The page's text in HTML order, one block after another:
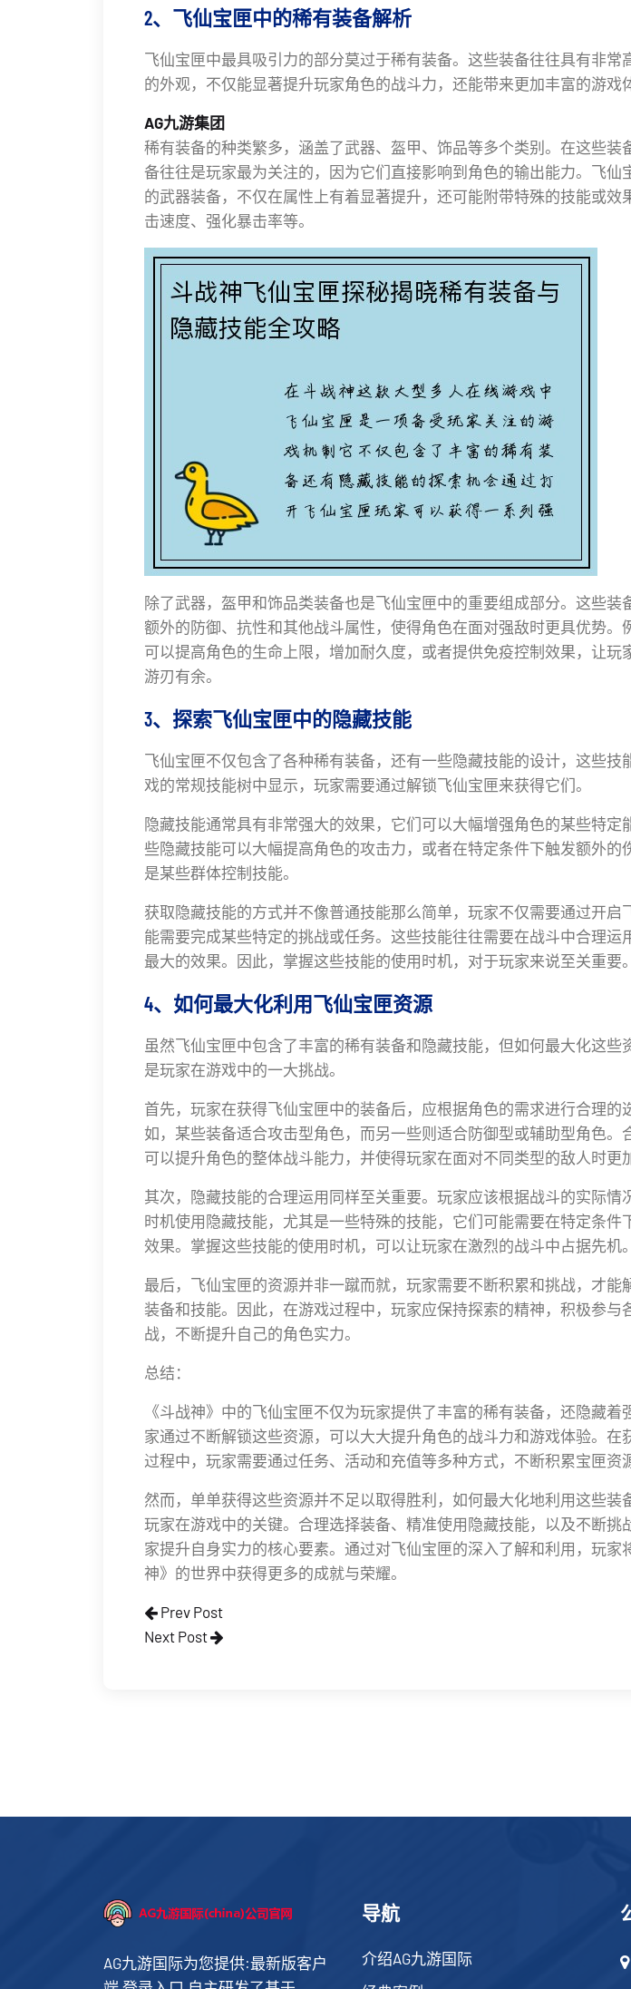
2、飞仙宝匣中的稀有装备解析
飞仙宝匣中最具吸引力的部分莫过于稀有装备。这些装备往往具有非常
的外观，不仅能显著提升玩家角色的战斗力，还能带来更加丰富的游戏
AG九游集团
稀有装备的种类繁多，涵盖了武器、盔甲、饰品等多个类别。在这些装
备往往是玩家最为关注的，因为它们直接影响到角色的输出能力。飞仙
的武器装备，不仅在属性上有着显著提升，还可能附带特殊的技能或效
击速度、强化暴击率等。
除了武器，盔甲和饰品类装备也是飞仙宝匣中的重要组成部分。这些装
额外的防御、抗性和其他战斗属性，使得角色在面对强敌时更具优势。
可以提高角色的生命上限，增加耐久度，或者提供免疫控制效果，让玩
游刃有余。
3、探索飞仙宝匣中的隐藏技能
飞仙宝匣不仅包含了各种稀有装备，还有一些隐藏技能的设计，这些技
戏的常规技能树中显示，玩家需要通过解锁飞仙宝匣来获得它们。
隐藏技能通常具有非常强大的效果，它们可以大幅增强角色的某些特定
些隐藏技能可以大幅提高角色的攻击力，或者在特定条件下触发额外的
是某些群体控制技能。
获取隐藏技能的方式并不像普通技能那么简单，玩家不仅需要通过开启
能需要完成某些特定的挑战或任务。这些技能往往需要在战斗中合理运
最大的效果。因此，掌握这些技能的使用时机，对于玩家来说至关重要。
4、如何最大化利用飞仙宝匣资源
虽然飞仙宝匣中包含了丰富的稀有装备和隐藏技能，但如何最大化这些
是玩家在游戏中的一大挑战。
首先，玩家在获得飞仙宝匣中的装备后，应根据角色的需求进行合理的
如，某些装备适合攻击型角色，而另一些则适合防御型或辅助型角色。
可以提升角色的整体战斗能力，并使得玩家在面对不同类型的敌人时更
其次，隐藏技能的合理运用同样至关重要。玩家应该根据战斗的实际情
时机使用隐藏技能，尤其是一些特殊的技能，它们可能需要在特定条件
效果。掌握这些技能的使用时机，可以让玩家在激烈的战斗中占据先机。
最后，飞仙宝匣的资源并非一蹴而就，玩家需要不断积累和挑战，才能
装备和技能。因此，在游戏过程中，玩家应保持探索的精神，积极参与
战，不断提升自己的角色实力。
总结：
《斗战神》中的飞仙宝匣不仅为玩家提供了丰富的稀有装备，还隐藏着
家通过不断解锁这些资源，可以大大提升角色的战斗力和游戏体验。在
过程中，玩家需要通过任务、活动和充值等多种方式，不断积累宝匣资
然而，单单获得这些资源并不足以取得胜利，如何最大化地利用这些装
玩家在游戏中的关键。合理选择装备、精准使用隐藏技能，以及不断挑
家提升自身实力的核心要素。通过对飞仙宝匣的深入了解和利用，玩家
神》的世界中获得更多的成就与荣耀。
Prev Post
Next Post
AG九游国际为您提供:最新版客户
导航
介绍AG九游国际